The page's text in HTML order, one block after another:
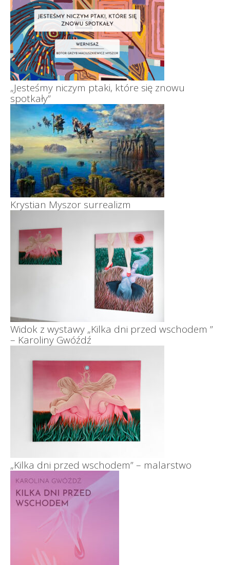
„Jesteśmy niczym ptaki, które się znowu
spotkały”
Krystian Myszor surrealizm
Widok z wystawy „Kilka dni przed wschodem ”
– Karoliny Gwóźdź
„Kilka dni przed wschodem” – malarstwo